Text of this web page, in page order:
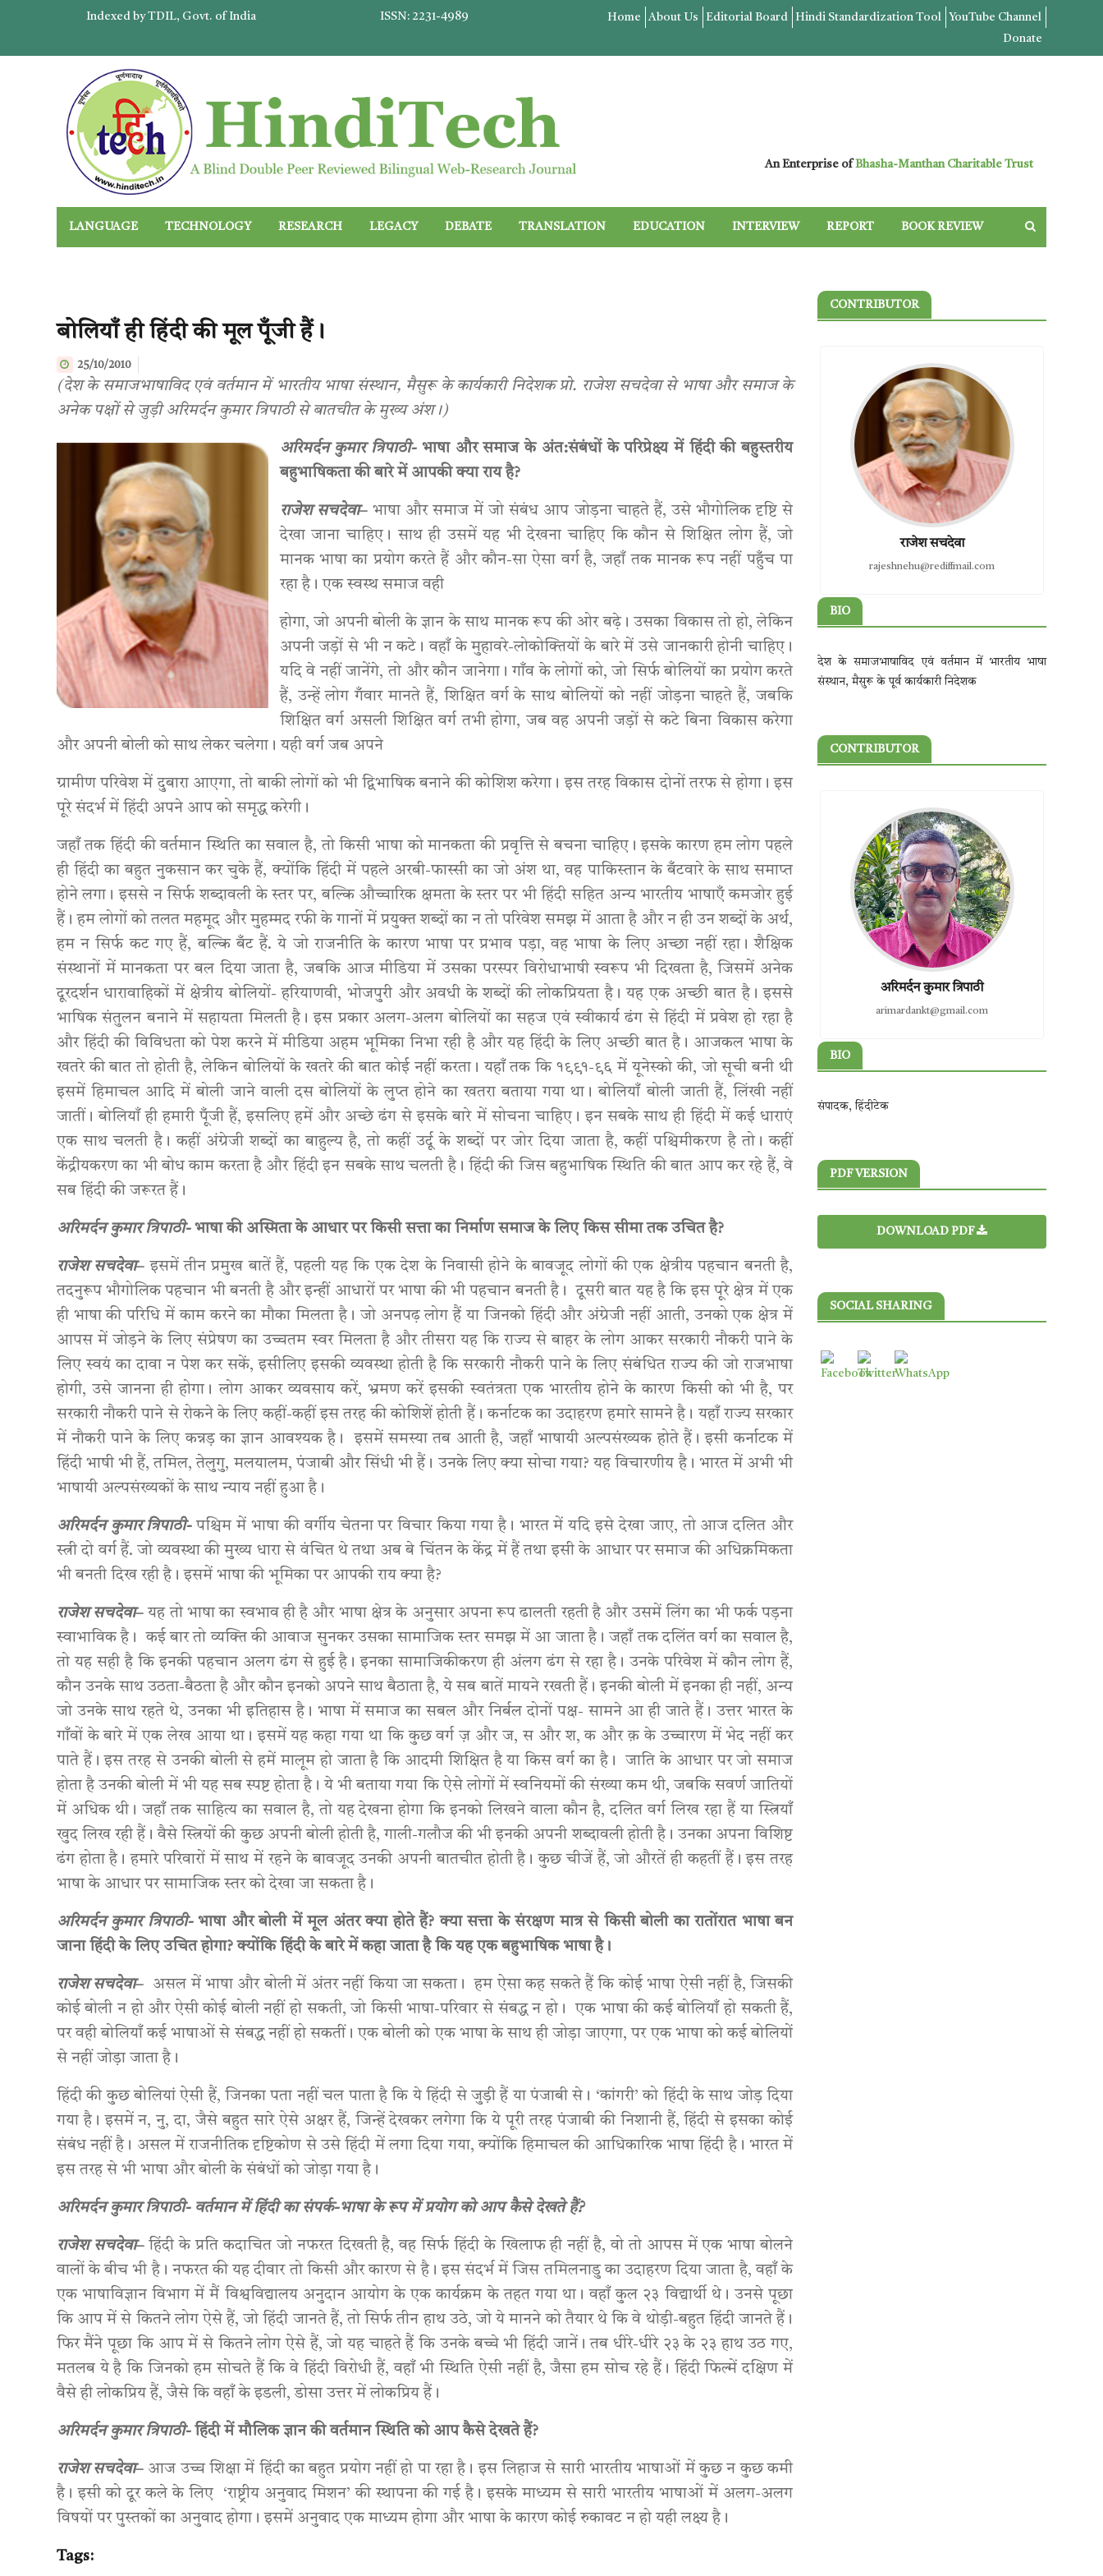
Indexed by TDIL, Govt. of India ISSN: 2231-4989 Home About Us Editorial Board Hindi Standardization Tool
YouTube Channel
Donate
An Enterprise ofBhasha-Manthan Charitable Trust
LANGUAGE TECHNOLOGY RESEARCH LEGACY DEBATE TRANSLATION EDUCATION INTERVIEW REPORT BOOK REVIEW
बोलियाँ ही हिंदी की मूल पूँजी हैं।
25/10/2010
(देश के समाजभाषाविद एवं वर्तमान में भारतीय भाषा संस्थान, मैसुरू के कार्यकारी निदेशक प्रो. राजेश सचदेवा से भाषा और समाज के
अनेक पक्षों से जुड़ी अरिमर्दन कुमार त्रिपाठी से बातचीत के मुख्य अंश।)
अरिमर्दन कुमार त्रिपाठी- भाषा और समाज के अंत:संबंधों के परिप्रेक्ष्य में हिंदी की बहुस्तरीय
बहुभाषिकता की बारे में आपकी क्या राय है?
राजेश सचदेवा– भाषा और समाज में जो संबंध आप जोड़ना चाहते हैं, उसे भौगोलिक दृष्टि से
देखा जाना चाहिए। साथ ही उसमें यह भी देखना चाहिए कि कौन से शिक्षित लोग हैं, जो
मानक भाषा का प्रयोग करते हैं और कौन-सा ऐसा वर्ग है, जहाँ तक मानक रूप नहीं पहुँच पा
रहा है। एक स्वस्थ समाज वही
होगा, जो अपनी बोली के ज्ञान के साथ मानक रूप की ओर बढ़े। उसका विकास तो हो, लेकिन
अपनी जड़ों से भी न कटे। वहाँ के मुहावरे-लोकोक्तियों के बारे में उसे जानकारी होनी चाहिए।
यदि वे नहीं जानेंगे, तो और कौन जानेगा। गाँव के लोगों को, जो सिर्फ बोलियों का प्रयोग करते
हैं, उन्हें लोग गँवार मानते हैं, शिक्षित वर्ग के साथ बोलियों को नहीं जोड़ना चाहते हैं, जबकि
शिक्षित वर्ग असली शिक्षित वर्ग तभी होगा, जब वह अपनी जड़ों से कटे बिना विकास करेगा
और अपनी बोली को साथ लेकर चलेगा। यही वर्ग जब अपने
ग्रामीण परिवेश में दुबारा आएगा, तो बाकी लोगों को भी द्विभाषिक बनाने की कोशिश करेगा। इस तरह विकास दोनों तरफ से होगा। इस
पूरे संदर्भ में हिंदी अपने आप को समृद्ध करेगी।
जहाँ तक हिंदी की वर्तमान स्थिति का सवाल है, तो किसी भाषा को मानकता की प्रवृत्ति से बचना चाहिए। इसके कारण हम लोग पहले
ही हिंदी का बहुत नुकसान कर चुके हैं, क्योंकि हिंदी में पहले अरबी-फास्सी का जो अंश था, वह पाकिस्तान के बँटवारे के साथ समाप्त
होने लगा। इससे न सिर्फ शब्दावली के स्तर पर, बल्कि औच्चारिक क्षमता के स्तर पर भी हिंदी सहित अन्य भारतीय भाषाएँ कमजोर हुई
हैं। हम लोगों को तलत महमूद और मुहम्मद रफी के गानों में प्रयुक्त शब्दों का न तो परिवेश समझ में आता है और न ही उन शब्दों के अर्थ,
हम न सिर्फ कट गए हैं, बल्कि बँट हैं. ये जो राजनीति के कारण भाषा पर प्रभाव पड़ा, वह भाषा के लिए अच्छा नहीं रहा। शैक्षिक
संस्थानों में मानकता पर बल दिया जाता है, जबकि आज मीडिया में उसका परस्पर विरोधाभाषी स्वरूप भी दिखता है, जिसमें अनेक
दूरदर्शन धारावाहिकों में क्षेत्रीय बोलियों- हरियाणवी, भोजपुरी और अवधी के शब्दों की लोकप्रियता है। यह एक अच्छी बात है। इससे
भाषिक संतुलन बनाने में सहायता मिलती है। इस प्रकार अलग-अलग बोलियों का सहज एवं स्वीकार्य ढंग से हिंदी में प्रवेश हो रहा है
और हिंदी की विविधता को पेश करने में मीडिया अहम भूमिका निभा रही है और यह हिंदी के लिए अच्छी बात है। आजकल भाषा के
खतरे की बात तो होती है, लेकिन बोलियों के खतरे की बात कोई नहीं करता। यहाँ तक कि १९९१-९६ में यूनेस्को की, जो सूची बनी थी
इसमें हिमाचल आदि में बोली जाने वाली दस बोलियों के लुप्त होने का खतरा बताया गया था। बोलियाँ बोली जाती हैं, लिंखी नहीं
जातीं। बोलियाँ ही हमारी पूँजी हैं, इसलिए हमें और अच्छे ढंग से इसके बारे में सोचना चाहिए। इन सबके साथ ही हिंदी में कई धाराएं
एक साथ चलती है। कहीं अंग्रेजी शब्दों का बाहुल्य है, तो कहीं उर्दू के शब्दों पर जोर दिया जाता है, कहीं पश्चिमीकरण है तो। कहीं
केंद्रीयकरण का भी बोध काम करता है और हिंदी इन सबके साथ चलती है। हिंदी की जिस बहुभाषिक स्थिति की बात आप कर रहे हैं, वे
सब हिंदी की जरूरत हैं।
अरिमर्दन कुमार त्रिपाठी- भाषा की अस्मिता के आधार पर किसी सत्ता का निर्माण समाज के लिए किस सीमा तक उचित है?
राजेश सचदेवा–इसमें तीन प्रमुख बातें हैं, पहली यह कि एक देश के निवासी होने के बावजूद लोगों की एक क्षेत्रीय पहचान बनती है,
तदनुरूप भौगोलिक पहचान भी बनती है और इन्हीं आधारों पर भाषा की भी पहचान बनती है। दूसरी बात यह है कि इस पूरे क्षेत्र में एक
ही भाषा की परिधि में काम करने का मौका मिलता है। जो अनपढ़ लोग हैं या जिनको हिंदी और अंग्रेजी नहीं आती, उनको एक क्षेत्र में
आपस में जोड़ने के लिए संप्रेषण का उच्चतम स्वर मिलता है और तीसरा यह कि राज्य से बाहर के लोग आकर सरकारी नौकरी पाने के
लिए स्वयं का दावा न पेश कर सकें, इसीलिए इसकी व्यवस्था होती है कि सरकारी नौकरी पाने के लिए संबंधित राज्य की जो राजभाषा
होगी, उसे जानना ही होगा। लोग आकर व्यवसाय करें, भ्रमण करें इसकी स्वतंत्रता एक भारतीय होने के कारण किसी को भी है, पर
सरकारी नौकरी पाने से रोकने के लिए कहीं-कहीं इस तरह की कोशिशें होती हैं। कर्नाटक का उदाहरण हमारे सामने है। यहाँ राज्य सरकार
में नौकरी पाने के लिए कन्नड़ का ज्ञान आवश्यक है। इसमें समस्या तब आती है, जहाँ भाषायी अल्पसंख्यक होते हैं। इसी कर्नाटक में
हिंदी भाषी भी हैं, तमिल, तेलुगु, मलयालम, पंजाबी और सिंधी भी हैं। उनके लिए क्या सोचा गया? यह विचारणीय है। भारत में अभी भी
भाषायी अल्पसंख्यकों के साथ न्याय नहीं हुआ है।
अरिमर्दन कुमार त्रिपाठी-पश्चिम में भाषा की वर्गीय चेतना पर विचार किया गया है। भारत में यदि इसे देखा जाए, तो आज दलित और
स्त्री दो वर्ग हैं. जो व्यवस्था की मुख्य धारा से वंचित थे तथा अब बे चिंतन के केंद्र में हैं तथा इसी के आधार पर समाज की अधिक्रमिकता
भी बनती दिख रही है। इसमें भाषा की भूमिका पर आपकी राय क्या है?
राजेश सचदेवा–यह तो भाषा का स्वभाव ही है और भाषा क्षेत्र के अनुसार अपना रूप ढालती रहती है और उसमें लिंग का भी फर्क पड़ना
स्वाभाविक है। कई बार तो व्यक्ति की आवाज सुनकर उसका सामाजिक स्तर समझ में आ जाता है। जहाँ तक दलिंत वर्ग का सवाल है,
तो यह सही है कि इनकी पहचान अलग ढंग से हुई है। इनका सामाजिकीकरण ही अंलग ढंग से रहा है। उनके परिवेश में कौन लोग हैं,
कौन उनके साथ उठता-बैठता है और कौन इनको अपने साथ बैठाता है, ये सब बातें मायने रखती हैं। इनकी बोली में इनका ही नहीं, अन्य
जो उनके साथ रहते थे, उनका भी इतिहास है। भाषा में समाज का सबल और निर्बल दोनों पक्ष- सामने आ ही जाते हैं। उत्तर भारत के
गाँवों के बारे में एक लेख आया था। इसमें यह कहा गया था कि कुछ वर्ग ज़ और ज, स और श, क और क़ के उच्चारण में भेद नहीं कर
पाते हैं। इस तरह से उनकी बोली से हमें मालूम हो जाता है कि आदमी शिक्षित है या किस वर्ग का है। जाति के आधार पर जो समाज
होता है उनकी बोली में भी यह सब स्पष्ट होता है। ये भी बताया गया कि ऐसे लोगों में स्वनियमों की संख्या कम थी, जबकि सवर्ण जातियों
में अधिक थी। जहाँ तक साहित्य का सवाल है, तो यह देखना होगा कि इनको लिखने वाला कौन है, दलित वर्ग लिख रहा हैं या स्त्रियाँ
खुद लिख रही हैं। वैसे स्त्रियों की कुछ अपनी बोली होती है, गाली-गलौज की भी इनकी अपनी शब्दावली होती है। उनका अपना विशिष्ट
ढंग होता है। हमारे परिवारों में साथ में रहने के बावजूद उनकी अपनी बातचीत होती है। कुछ चीजें हैं, जो औरतें ही कहतीं हैं। इस तरह
भाषा के आधार पर सामाजिक स्तर को देखा जा सकता है।
अरिमर्दन कुमार त्रिपाठी-भाषा और बोली में मूल अंतर क्या होते हैं? क्या सत्ता के संरक्षण मात्र से किसी बोली का रातोंरात भाषा बन
जाना हिंदी के लिए उचित होगा? क्योंकि हिंदी के बारे में कहा जाता है कि यह एक बहुभाषिक भाषा है।
राजेश सचदेवा–
असल में भाषा और बोली में अंतर नहीं किया जा सकता। हम ऐसा कह सकते हैं कि कोई भाषा ऐसी नहीं है, जिसकी
कोई बोली न हो और ऐसी कोई बोली नहीं हो सकती, जो किसी भाषा-परिवार से संबद्ध न हो। एक भाषा की कई बोलियाँ हो सकती हैं,
पर वही बोलियाँ कई भाषाओं से संबद्ध नहीं हो सकतीं। एक बोली को एक भाषा के साथ ही जोड़ा जाएगा, पर एक भाषा को कई बोलियों
से नहीं जोड़ा जाता है।
हिंदी की कुछ बोलियां ऐसी हैं, जिनका पता नहीं चल पाता है कि ये हिंदी से जुड़ी हैं या पंजाबी से। ‘कांगरी’ को हिंदी के साथ जोड़ दिया
गया है। इसमें न, नु, दा, जैसे बहुत सारे ऐसे अक्षर हैं, जिन्हें देखकर लगेगा कि ये पूरी तरह पंजाबी की निशानी हैं, हिंदी से इसका कोई
संबंध नहीं है। असल में राजनीतिक दृष्टिकोण से उसे हिंदी में लगा दिया गया, क्योंकि हिमाचल की आधिकारिक भाषा हिंदी है। भारत में
इस तरह से भी भाषा और बोली के संबंधों को जोड़ा गया है।
अरिमर्दन कुमार त्रिपाठी- वर्तमान में हिंदी का संपर्क-भाषा के रूप में प्रयोग को आप कैसे देखते हैं?
राजेश सचदेवा–हिंदी के प्रति कदाचित जो नफरत दिखती है, वह सिर्फ हिंदी के खिलाफ ही नहीं है, वो तो आपस में एक भाषा बोलने
वालों के बीच भी है। नफरत की यह दीवार तो किसी और कारण से है। इस संदर्भ में जिस तमिलनाडु का उदाहरण दिया जाता है, वहाँ के
एक भाषाविज्ञान विभाग में मैं विश्वविद्यालय अनुदान आयोग के एक कार्यक्रम के तहत गया था। वहाँ कुल २३ विद्यार्थी थे। उनसे पूछा
कि आप में से कितने लोग ऐसे हैं, जो हिंदी जानते हैं, तो सिर्फ तीन हाथ उठे, जो ये मानने को तैयार थे कि वे थोड़ी-बहुत हिंदी जानते हैं।
फिर मैंने पूछा कि आप में से कितने लोग ऐसे हैं, जो यह चाहते हैं कि उनके बच्चे भी हिंदी जानें। तब धीरे-धीरे २३ के २३ हाथ उठ गए,
मतलब ये है कि जिनको हम सोचते हैं कि वे हिंदी विरोधी हैं, वहाँ भी स्थिति ऐसी नहीं है, जैसा हम सोच रहे हैं। हिंदी फिल्में दक्षिण में
वैसे ही लोकप्रिय हैं, जैसे कि वहाँ के इडली, डोसा उत्तर में लोकप्रिय हैं।
अरिमर्दन कुमार त्रिपाठी- हिंदी में मौलिक ज्ञान की वर्तमान स्थिति को आप कैसे देखते हैं?
राजेश सचदेवा– आज उच्च शिक्षा में हिंदी का बहुत प्रयोग नहीं हो पा रहा है। इस लिहाज से सारी भारतीय भाषाओं में कुछ न कुछ कमी
है। इसी को दूर कले के लिए ‘राष्ट्रीय अनुवाद मिशन’ की स्थापना की गई है। इसके माध्यम से सारी भारतीय भाषाओं में अलग-अलग
विषयों पर पुस्तकों का अनुवाद होगा। इसमें अनुवाद एक माध्यम होगा और भाषा के कारण कोई रुकावट न हो यही लक्ष्य है।
Tags:
CONTRIBUTOR
राजेश सचदेवा
rajeshnehu@rediffmail.com
BIO
देश के समाजभाषाविद एवं वर्तमान में भारतीय भाषा
संस्थान, मैसुरू के पूर्व कार्यकारी निदेशक
CONTRIBUTOR
अरिमर्दन कुमार त्रिपाठी
arimardankt@gmail.com
BIO
संपादक, हिंदीटेक
PDF VERSION
DOWNLOAD PDF
SOCIAL SHARING